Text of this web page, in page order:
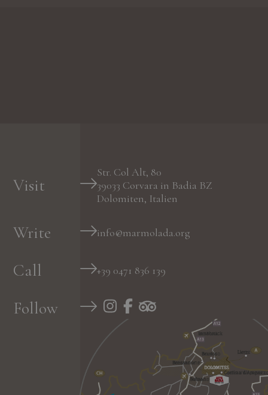
Visit
Str. Col Alt, 80
39033 Corvara in Badia BZ
Dolomiten, Italien
Write info@marmolada.org
Call +39 0471 836 139
Follow